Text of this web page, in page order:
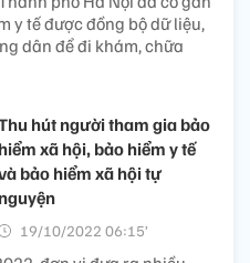
y tế được đồng bộ dữ liệu,
dân để đi khám, chữa
hút người tham gia bảo
hiểm xã hội, bảo hiểm y tế
bảo hiểm xã hội tự
nguyện
19/10/2022 06:15’